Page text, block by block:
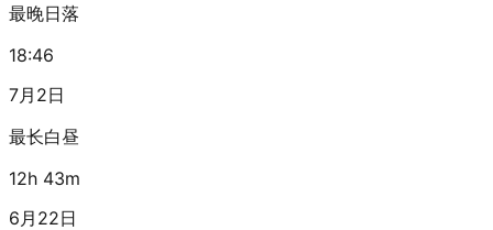
最晚日落
18:46
7月2日
最长白昼
12h 43m
6月22日